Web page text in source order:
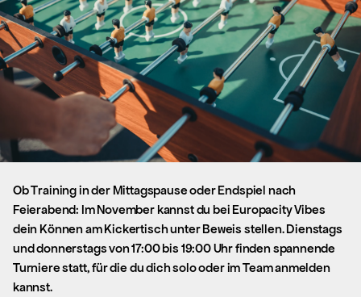
Ob Training in der Mittagspause oder Endspiel nach
Feierabend: Im November kannst du bei Europacity Vibes
dein Können am Kickertisch unter Beweis stellen. Dienstags
und donnerstags von 17:00 bis 19:00 Uhr finden spannende
Turniere statt, für die du dich solo oder im Team anmelden
kannst.